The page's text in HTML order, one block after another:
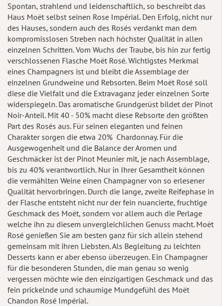
Spontan, strahlend und leidenschaftlich, so beschreibt das
Haus Moët selbst seinen Rose Impérial. Den Erfolg, nicht nur
des Hauses, sondern auch des Rosés verdankt man dem
kompromisslosen Streben nach höchster Qualität in allen
einzelnen Schritten. Vom Wuchs der Traube, bis hin zur fertig
verschlossenen Flasche Moët Rosé. Wichtigstes Merkmal
eines Champagners ist und bleibt die Assemblage der
einzelnen Grundweine und Rebsorten. Beim Moët Rosé soll
diese die Vielfalt und die Extravaganz jeder einzelnen Sorte
widerspiegeln. Das aromatische Grundgerüst bildet der Pinot
Noir-Anteil. Mit 40 - 50% macht diese Rebsorte den größten
Part des Rosés aus. Für seinen eleganten und feinen
Charakter sorgen die etwa 20% Chardonnay. Für die
Ausgewogenheit und die Balance der Aromen und
Geschmäcker ist der Pinot Meunier mit, je nach Assemblage,
bis zu 40% verantwortlich. Nur in Ihrer Gesamtheit können
die vermählten Weine einen Champagner von so erlesener
Qualität hervorbringen. Durch die lange, zweite Reifephase in
der Flasche entsteht nicht nur der fein nuancierte, fruchtige
Geschmack des Moët, sondern vor allem auch die Perlage
welche ihn zu diesem unvergleichlichen Genuss macht. Moët
Rosé genießen Sie am besten ganz für sich allein stehend
gemeinsam mit ihren Liebsten. Als Begleitung zu leichten
Desserts kann er aber ebenso überzeugen. Ein Champagner
für die besonderen Stunden, die man genau so wenig
vergessen möchte wie den einzigartigen Geschmack und das
fein prickelnde und schaumige Mundgefühl des Moët
Chandon Rosé Impérial.